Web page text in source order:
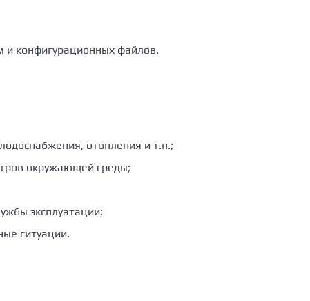
и конфигурационных файлов.
отопления и т.п.;
окружающей среды;
эксплуатации;
ситуации.